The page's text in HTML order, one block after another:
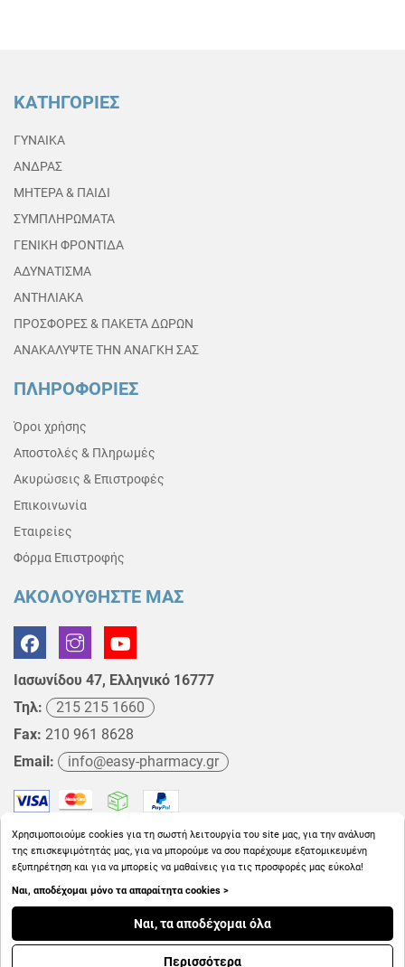
ΚΑΤΗΓΟΡΙΕΣ
ΓΥΝΑΙΚΑ
ΑΝΔΡΑΣ
ΜΗΤΕΡΑ & ΠΑΙΔΙ
ΣΥΜΠΛΗΡΩΜΑΤΑ
ΓΕΝΙΚΗ ΦΡΟΝΤΙΔΑ
ΑΔΥΝΑΤΙΣΜΑ
ΑΝΤΗΛΙΑΚΑ
ΠΡΟΣΦΟΡΕΣ & ΠΑΚΕΤΑ ΔΩΡΩΝ
ΑΝΑΚΑΛΥΨΤΕ ΤΗΝ ΑΝΑΓΚΗ ΣΑΣ
ΠΛΗΡΟΦΟΡΙΕΣ
Όροι χρήσης
Αποστολές & Πληρωμές
Ακυρώσεις & Επιστροφές
Επικοινωνία
Εταιρείες
Φόρμα Επιστροφής
ΑΚΟΛΟΥΘΗΣΤΕ ΜΑΣ
Ιασωνίδου 47, Ελληνικό 16777
Τηλ:
215 215 1660
Fax: 210 961 8628
Email:
info@easy-pharmacy.gr
Copyright © 2026EasyPharmacy.gr
Χρησιμοποιούμε cookies για τη σωστή λειτουργία του site μας, για την ανάλυση
της επισκεψιμότητάς μας, για να μπορούμε να σου παρέχουμε εξατομικευμένη
εξυπηρέτηση και για να μπορείς να μαθαίνεις για τις προσφορές μας εύκολα!
Ναι, αποδέχομαι μόνο τα απαραίτητα cookies >
Ναι, τα αποδέχομαι όλα
Περισσότερα